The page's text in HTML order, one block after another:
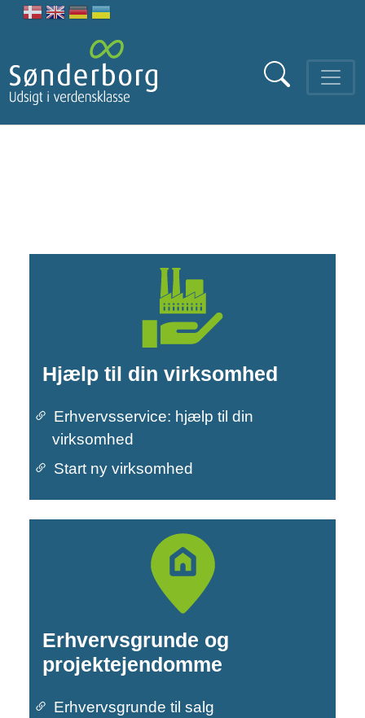
Hjælp til din virksomhed
Primær navigation
Erhvervsservice: hjælp til din
virksomhed
Start ny virksomhed
Erhvervsgrunde og
projektejendomme
Erhvervsgrunde til salg